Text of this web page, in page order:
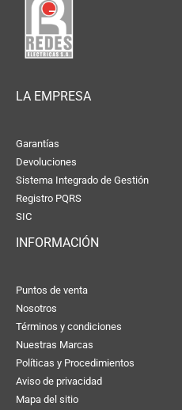
LA EMPRESA
Garantías
Devoluciones
Sistema Integrado de Gestión
Registro PQRS
SIC
INFORMACIÓN
Puntos de venta
Nosotros
Términos y condiciones
Nuestras Marcas
Políticas y Procedimientos
Aviso de privacidad
Mapa del sitio